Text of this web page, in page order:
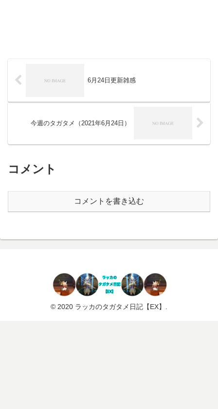
6月24日更新雑感
今週のタガタメ（2021年6月24日）
コメント
コメントを書き込む
© 2020 ラッカのタガタメ日記【EX】.